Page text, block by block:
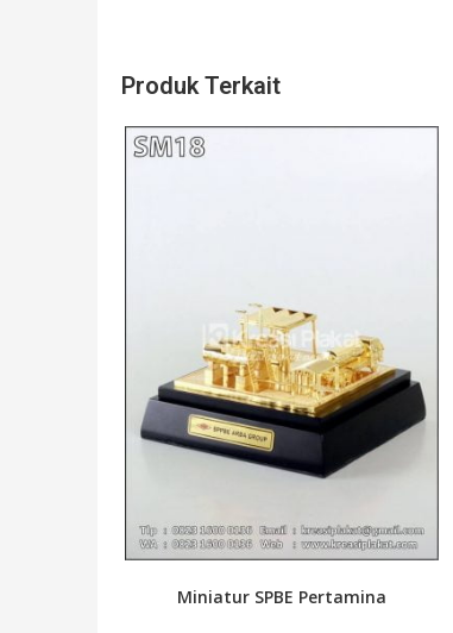
Produk Terkait
Miniatur SPBE Pertamina